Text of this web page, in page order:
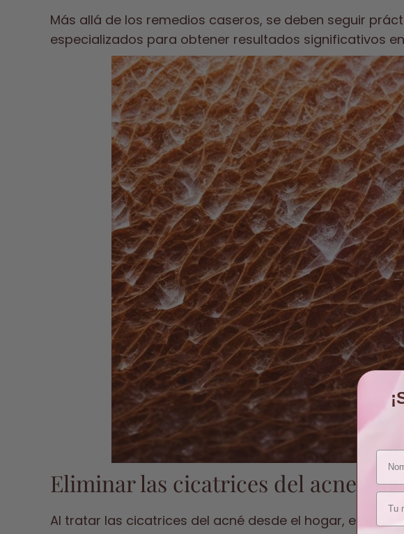
Más allá de los remedios caseros, se deben seguir
especializados para obtener resultados significativos
Eliminar las cicatrices del acne:
Al tratar las cicatrices del acné desde el hogar, es
Email